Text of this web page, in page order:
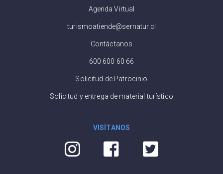
Agenda Virtual
turismoatiende@sernatur.cl
Contáctanos
600 600 60 66
Solicitud de Patrocinio
Solicitud y entrega de material turístico
VISÍTANOS